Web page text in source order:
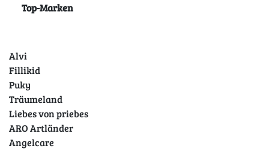
Top-Marken
Alvi
Fillikid
Puky
Träumeland
Liebes von priebes
ARO Artländer
Angelcare